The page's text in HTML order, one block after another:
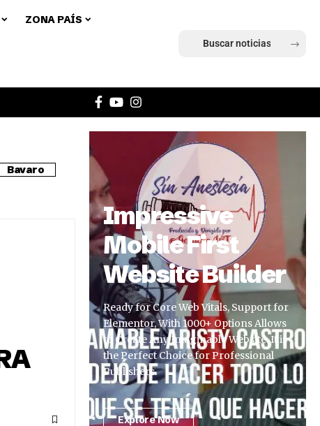
ZONA PAÍS
Bavaro
Impressive
Mobile First
Website Builder
Ready for Core Web Vitals, Support for
Elementor, With 1000+ Options Allows
to Create Any Imaginable Website. It is
the Perfect Choice for Professional
Publishers.
Explore Now